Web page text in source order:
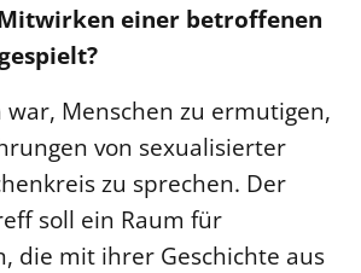
einer betroffenen
war, Menschen zu ermutigen,
von sexualisierter
zu sprechen. Der
soll ein Raum für
die mit ihrer Geschichte aus